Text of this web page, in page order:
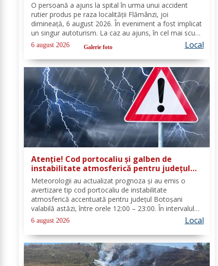
O persoană a ajuns la spital în urma unui accident
rutier produs pe raza localității Flămânzi, joi
dimineață, 6 august 2026. În eveniment a fost implicat
un singur autoturism. La caz au ajuns, în cel mai scurt
timp, pompierii din cadrul Punctului de Lucru Flămânzi,
cu o autospecială de stingere și...
6 august 2026 Galerie foto Local
Atenție! Cod portocaliu și galben de
instabilitate atmosferică pentru județul
Botoșani
Meteorologii au actualizat prognoza și au emis o
avertizare tip cod portocaliu de instabilitate
atmosferică accentuată pentru județul Botoșani
valabilă astăzi, între orele 12:00 – 23:00. În intervalul
menționat vor fi perioade cu instabilitate atmosferică
accentuată ce se va manifesta prin...
6 august 2026 Local